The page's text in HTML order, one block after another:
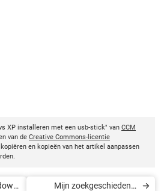
XP installeren met een usb-stick" van CCM
van de Creative Commons-licentie
en kopieën van het artikel aanpassen
Mijn zoekgeschiedenis